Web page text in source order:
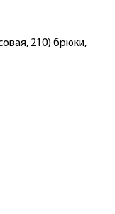
210) брюки,